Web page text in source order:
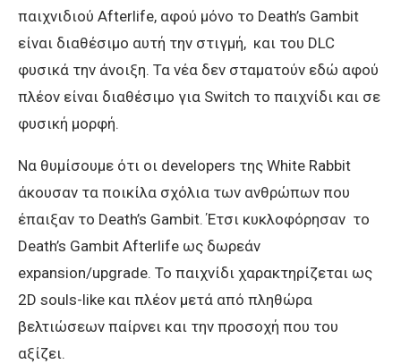
παιχνιδιού Afterlife, αφού μόνο το Death’s Gambit
είναι διαθέσιμο αυτή την στιγμή, και του DLC
φυσικά την άνοιξη. Τα νέα δεν σταματούν εδώ αφού
πλέον είναι διαθέσιμο για Switch το παιχνίδι και σε
φυσική μορφή.
Να θυμίσουμε ότι οι developers της White Rabbit
άκουσαν τα ποικίλα σχόλια των ανθρώπων που
έπαιξαν το Death’s Gambit. Έτσι κυκλοφόρησαν το
Death’s Gambit Afterlife ως δωρεάν
expansion/upgrade. Το παιχνίδι χαρακτηρίζεται ως
2D souls-like και πλέον μετά από πληθώρα
βελτιώσεων παίρνει και την προσοχή που του
αξίζει.